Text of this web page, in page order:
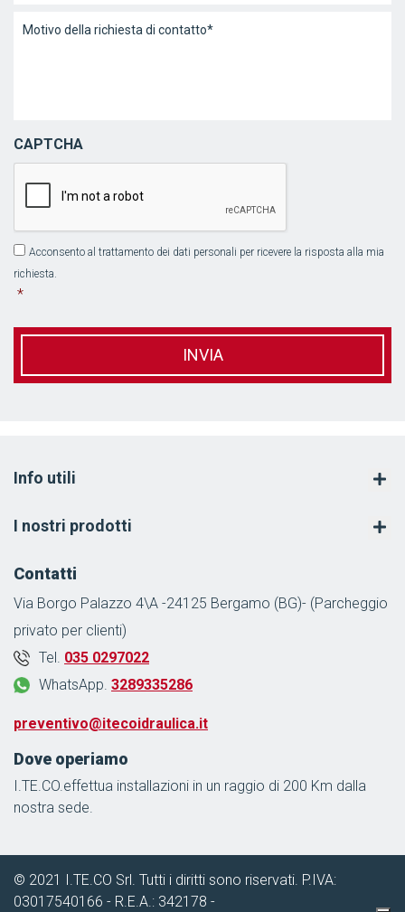
Messaggio
CAPTCHA
* Acconsento al trattamento dei dati personali per ricevere la risposta alla mia
richiesta.
*
Info utili
I nostri prodotti
Contatti
Via Borgo Palazzo 4\A -24125 Bergamo (BG)- (Parcheggio
privato per clienti)
Tel. 035 0297022
WhatsApp. 3289335286
preventivo@itecoidraulica.it
Dove operiamo
I.TE.CO.effettua installazioni in un raggio di 200 Km dalla
nostra sede.
© 2021 I.TE.CO Srl. Tutti i diritti sono riservati. P.IVA:
03017540166 - R.E.A.: 342178 -